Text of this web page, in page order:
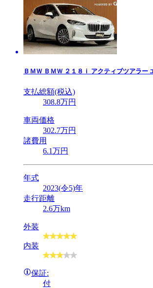
ＢＭＷ ＢＭＷ ２１８ｉ アクティブツアラー
支払総額(税込)
308.8万円
車両価格
302.7万円
諸費用
6.1万円
年式
2023(令5)年
走行距離
2.6万km
外装
内装
保証:
付